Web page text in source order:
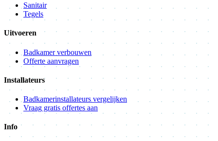
Sanitair
Tegels
Uitvoeren
Badkamer verbouwen
Offerte aanvragen
Installateurs
Badkamerinstallateurs vergelijken
Vraag gratis offertes aan
Info